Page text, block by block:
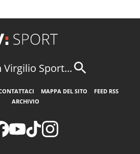
Virgilio Sport...
MAPPA DEL SITO
FEED RSS
ARCHIVIO